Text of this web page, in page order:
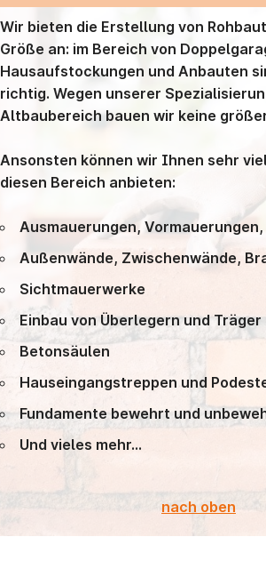
Wir bieten die Erstellung von
Größe an: im Bereich von
Hausaufstockungen und Anbauten
richtig. Wegen unserer
Altbaubereich bauen wir keine
Ansonsten können wir Ihnen sehr
diesen Bereich anbieten:
Ausmauerungen,
Außenwände, Zwischenwände,
Sichtmauerwerke
Einbau von Überlegern und Träger
Betonsäulen
Hauseingangstreppen und
Fundamente bewehrt und
Und vieles mehr…
nach oben